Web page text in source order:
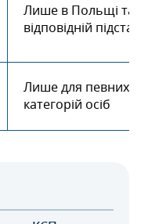
Лише в Польщі та
відповідній
Лише для певних
категорій осіб